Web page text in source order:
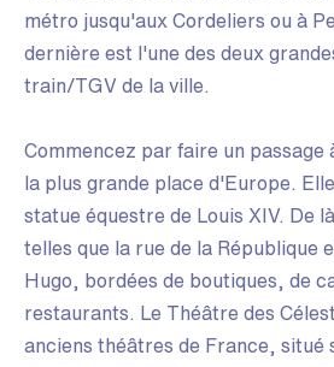
métro jusqu'aux Cordeliers ou à
dernière est l'une des deux
train/TGV de la ville.
Commencez par faire un passage
la plus grande place d'Europe.
statue équestre de Louis XIV. De
telles que la rue de la République
Hugo, bordées de boutiques, de
restaurants. Le Théâtre des
anciens théâtres de France, situé